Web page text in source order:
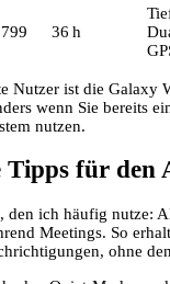
799 36 h
Nutzer ist die Galaxy
wenn Sie bereits
nutzen.
Tipps für den
den ich häufig nutze:
Meetings. So
ohne